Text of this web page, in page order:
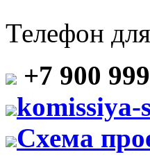
Телефон
+7 900
komissiya-
Схема